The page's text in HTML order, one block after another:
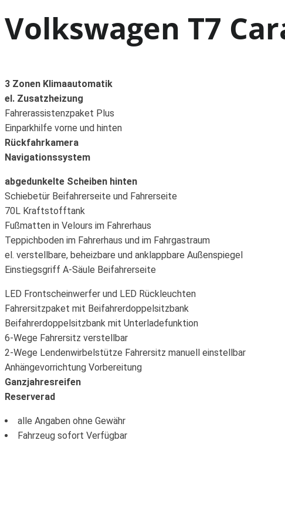
Volkswagen T7
3 Zonen Klimaautomatik
el. Zusatzheizung
Fahrerassistenzpaket Plus
Einparkhilfe vorne und hinten
Rückfahrkamera
Navigationssystem
abgedunkelte Scheiben hinten
Schiebetür Beifahrerseite und Fahrerseite
70L Kraftstofftank
Fußmatten in Velours im Fahrerhaus
Teppichboden im Fahrerhaus und im Fahrgastraum
el. verstellbare, beheizbare und anklappbare Außenspiegel
Einstiegsgriff A-Säule Beifahrerseite
LED Frontscheinwerfer und LED Rückleuchten
Fahrersitzpaket mit Beifahrerdoppelsitzbank
Beifahrerdoppelsitzbank mit Unterladefunktion
6-Wege Fahrersitz verstellbar
2-Wege Lendenwirbelstütze Fahrersitz manuell einstellbar
Anhängevorrichtung Vorbereitung
Ganzjahresreifen
Reserverad
alle Angaben ohne Gewähr
Fahrzeug sofort Verfügbar